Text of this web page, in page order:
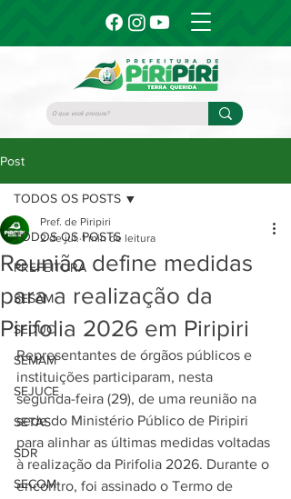
Post
TODOS OS POSTS
PREFEITURA
SESAM
SEDUC
SEMAM
SEJUCE
SETAS
SDR
SECOM
TODOS OS POSTS
Reunião define medidas
para a realização da
Pirifolia 2026 em Piripiri
Pref. de Piripiri
2 de jul. 1 min de leitura
Representantes de órgãos públicos e
instituições participaram, nesta
segunda-feira (29), de uma reunião na
sede do Ministério Público de Piripiri
para alinhar as últimas medidas voltadas
à realização da Pirifolia 2026. Durante o
encontro, foi assinado o Termo de